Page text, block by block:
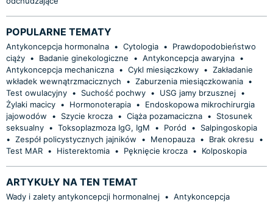
POPULARNE TEMATY
Antykoncepcja hormonalna • Cytologia •
Prawdopodobieństwo
ciąży • Badanie ginekologiczne • Antykoncepcja awaryjna •
Antykoncepcja mechaniczna • Cykl miesiączkowy • Zakładanie
wkładek wewnątrzmacicznych
• Zaburzenia miesiączkowania •
Test owulacyjny • Suchość pochwy • USG jamy brzusznej •
Żylaki macicy • Hormonoterapia •
Endoskopowa mikrochirurgia
jajowodów
• Szycie krocza • Ciąża pozamaciczna •
Stosunek
seksualny • Toksoplazmoza IgG, IgM • Poród •
Salpingoskopia
• Zespół policystycznych jajników • Menopauza • Brak okresu
•
Test MAR • Histerektomia • Pęknięcie krocza • Kolposkopia
ARTYKUŁY NA TEN TEMAT
Wady i zalety antykoncepcji hormonalnej • Antykoncepcja